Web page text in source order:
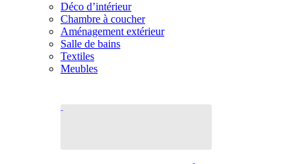
Déco d’intérieur
Chambre à coucher
Aménagement extérieur
Salle de bains
Textiles
Meubles